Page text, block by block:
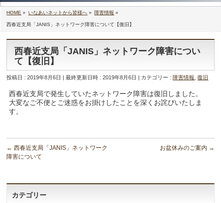
HOME » いなあいネットから皆様へ » 障害情報 »
西春近支局「JANIS」ネットワーク障害について【復旧】
西春近支局「JANIS」ネットワーク障害につい
て【復旧】
投稿日 : 2019年8月6日 最終更新日時 : 2019年8月6日 カテゴリー :障害情報 ,復旧
西春近支局で発生していたネットワーク障害は復旧しました。
大変なご不便とご迷惑をお掛けしたことを深くお詫びいたしま
す。
← 西春近支局「JANIS」ネットワーク
障害について
お盆休みのご案内 →
カテゴリー